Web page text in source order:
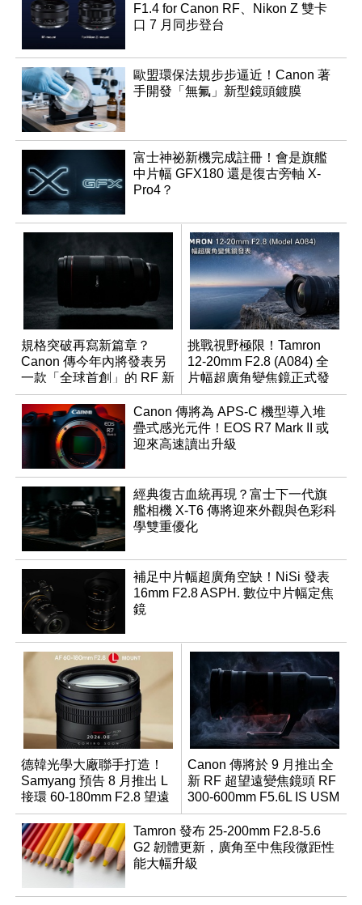
F1.4 for Canon RF、Nikon Z 雙卡
口 7 月同步登台
歐盟環保法規步步逼近！Canon 著
手開發「無氟」新型鏡頭鍍膜
富士神祕新機完成註冊！會是旗艦
中片幅 GFX180 還是復古旁軸 X-
Pro4？
規格突破再寫新篇章？
Canon 傳今年內將發表另
一款「全球首創」的 RF 新
鏡頭
挑戰視野極限！Tamron
12-20mm F2.8 (A084) 全
片幅超廣角變焦鏡正式發
表
Canon 傳將為 APS-C 機型導入堆
疊式感光元件！EOS R7 Mark II 或
迎來高速讀出升級
經典復古血統再現？富士下一代旗
艦相機 X-T6 傳將迎來外觀與色彩科
學雙重優化
補足中片幅超廣角空缺！NiSi 發表
16mm F2.8 ASPH. 數位中片幅定焦
鏡
德韓光學大廠聯手打造！
Samyang 預告 8 月推出 L
接環 60-180mm F2.8 望遠
變焦鏡
Canon 傳將於 9 月推出全
新 RF 超望遠變焦鏡頭 RF
300-600mm F5.6L IS USM
Tamron 發布 25-200mm F2.8-5.6
G2 韌體更新，廣角至中焦段微距性
能大幅升級